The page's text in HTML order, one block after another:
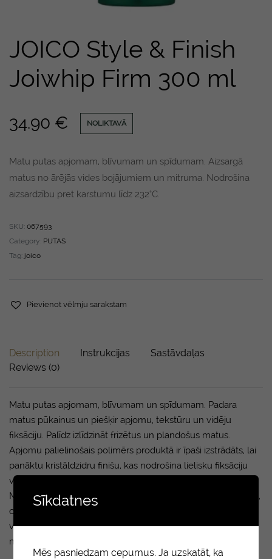
JOICO Style & Finish
Joiwhip Firm 300 ml
34.90 € NOLIKTAVĀ
Matu putas apjomam, blīvumam un spīdumam. Aizsargā
matus no ārējās vides bojājumiem un mitruma. Nodrošina
aizsardzību pret karstumu līdz 232°C.
SKU: 067593
Category: PUTAS
Tag: joico
Pievienot vēlmju sarakstam
Description Instrukcijas
Sastāvdaļas
Reviews (0)
Matu putas apjomam, blīvumam un spīdumam. Padara
matus pūkainus un piešķir apjomu, tekstūru un vidēju
fiksāciju. Palīdz izlīdzināt frizētus un plandošus matus.
Apjomu palielinošais polimērs produktā ir īpaši izstrādāts, lai
panāktu kristāldzidru finišu, kas nodrošina lielisku fiksāciju
visas dienas garumā, nepadarot matus smagus un lipīgus.
Moringa sēklu eļļa ir bagātīgs antioksidantu, A un E vitamīnu,
cinka un silīcija dioksīda avots (viss nepieciešamais
veselīgiem, stipriem un pret bojājumiem noturīgiem
matiem), kas piešķir matiem spīdumu un mīkstumu.
Sīkdatnes
Mēs pasniedzam cepumus. Ja uzskatāt, ka